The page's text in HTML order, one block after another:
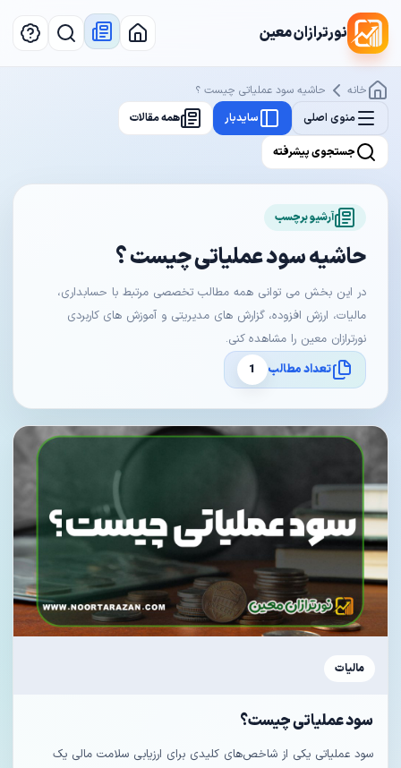
نورترازان معین
خانه
حاشیه سود عملیاتی چیست ؟
منوی اصلی
سایدبار همه مقالات
جستجوی پیشرفته
آرشیو برچسب
حاشیه سود عملیاتی چیست ؟
در این بخش می توانی همه مطالب تخصصی مرتبط با حسابداری،
مالیات، ارزش افزوده، گزارش های مدیریتی و آموزش های کاربردی
نورترازان معین را مشاهده کنی.
تعداد مطالب
1
مالیات
سود عملیاتی چیست؟
سود عملیاتی یکی از شاخص‌های کلیدی برای ارزیابی سلامت مالی یک